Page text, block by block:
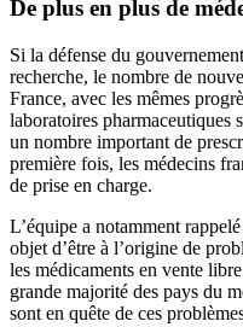
De plus en plus de
Si la défense du
recherche, le nombre de
France, avec les mêmes
laboratoires pharmaceutiques
un nombre important de
première fois, les médecins
de prise en charge.
L’équipe a notamment
objet d’être à l’origine de
les médicaments en vente
grande majorité des pays du
sont en quête de ces